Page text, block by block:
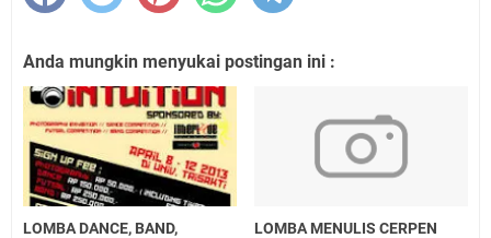
Anda mungkin menyukai postingan ini :
LOMBA DANCE, BAND,
LOMBA MENULIS CERPEN